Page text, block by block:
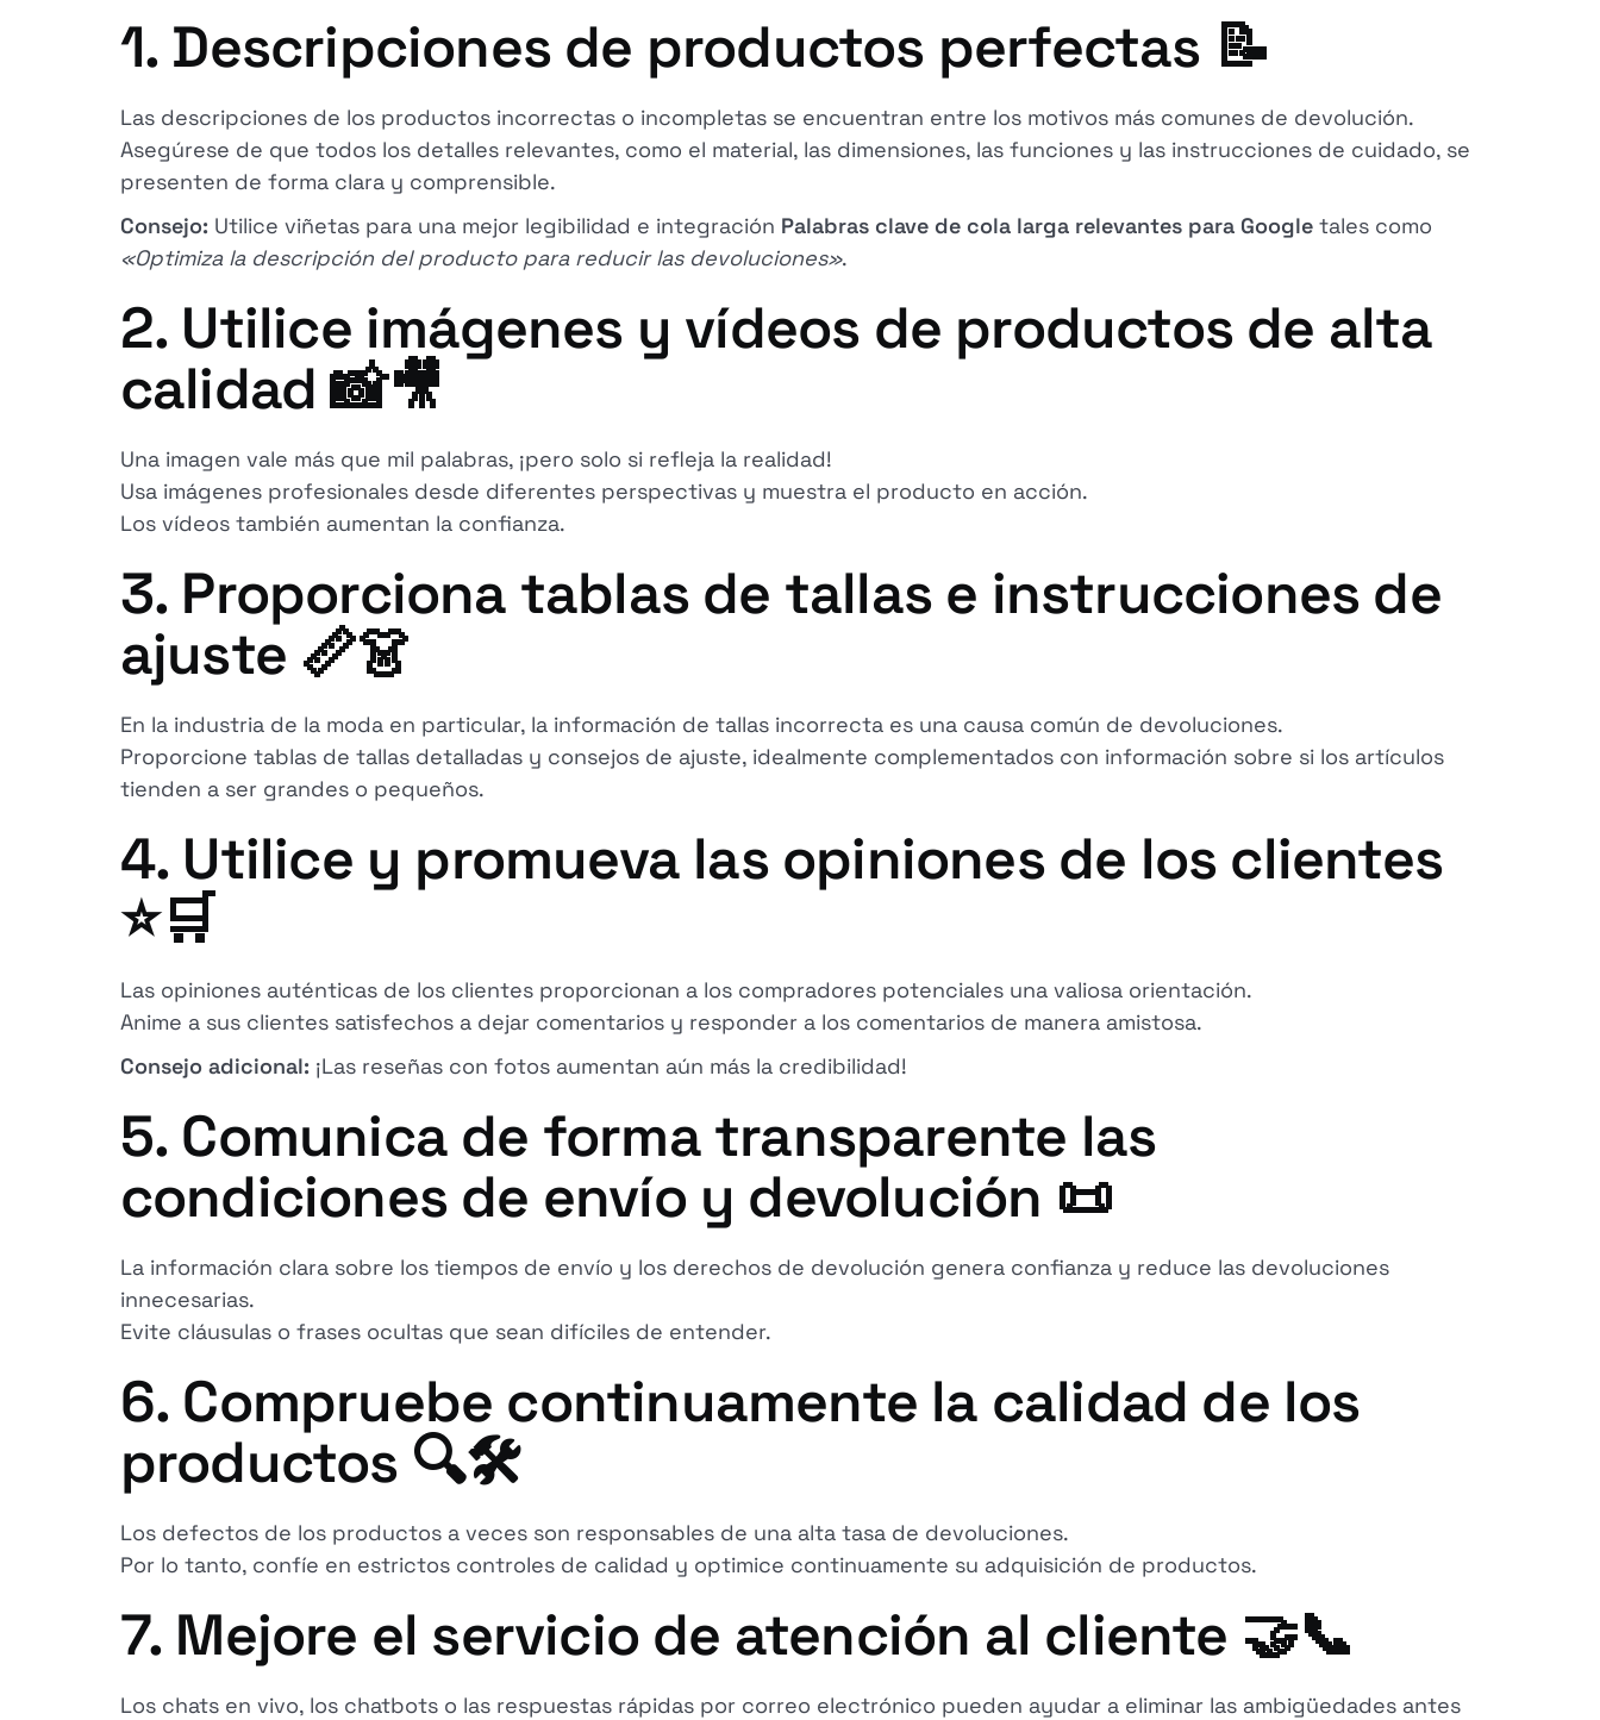
1. Descripciones de productos perfectas 📝
Las descripciones de los productos incorrectas o incompletas se encuentran entre los motivos más comunes de devolución.
Asegúrese de que todos los detalles relevantes, como el material, las dimensiones, las funciones y las instrucciones de cuidado, se
presenten de forma clara y comprensible.
Consejo: Utilice viñetas para una mejor legibilidad e integración Palabras clave de cola larga relevantes para Googletales como
«Optimiza la descripción del producto para reducir las devoluciones».
2. Utilice imágenes y vídeos de productos de alta
calidad 📸🎥
Una imagen vale más que mil palabras, ¡pero solo si refleja la realidad!
Usa imágenes profesionales desde diferentes perspectivas y muestra el producto en acción.
Los vídeos también aumentan la confianza.
3. Proporciona tablas de tallas e instrucciones de
ajuste 📏👗
En la industria de la moda en particular, la información de tallas incorrecta es una causa común de devoluciones.
Proporcione tablas de tallas detalladas y consejos de ajuste, idealmente complementados con información sobre si los artículos
tienden a ser grandes o pequeños.
4. Utilice y promueva las opiniones de los clientes
⭐🛒
Las opiniones auténticas de los clientes proporcionan a los compradores potenciales una valiosa orientación.
Anime a sus clientes satisfechos a dejar comentarios y responder a los comentarios de manera amistosa.
Consejo adicional: ¡Las reseñas con fotos aumentan aún más la credibilidad!
5. Comunica de forma transparente las
condiciones de envío y devolución 📜
La información clara sobre los tiempos de envío y los derechos de devolución genera confianza y reduce las devoluciones
innecesarias.
Evite cláusulas o frases ocultas que sean difíciles de entender.
6. Compruebe continuamente la calidad de los
productos 🔍🛠️
Los defectos de los productos a veces son responsables de una alta tasa de devoluciones.
Por lo tanto, confíe en estrictos controles de calidad y optimice continuamente su adquisición de productos.
7. Mejore el servicio de atención al cliente 🤝📞
Los chats en vivo, los chatbots o las respuestas rápidas por correo electrónico pueden ayudar a eliminar las ambigüedades antes